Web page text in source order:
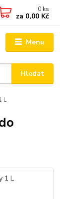
Menu
Hledat
0 ks
za 0,00 Kč
L